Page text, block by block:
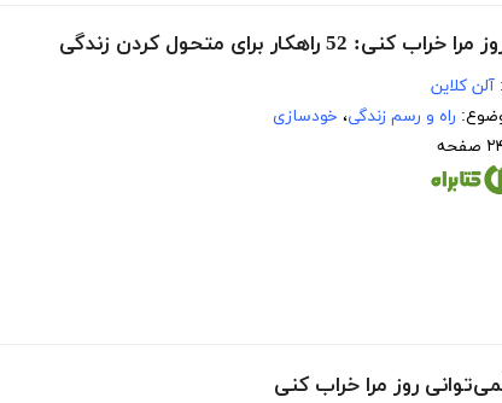
برای متحول کردن زندگی
آلن کلاین
راه و رسم زندگی، خودسازی
روز مرا خراب کنی